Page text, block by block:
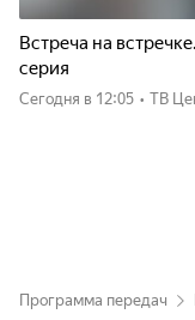
Встреча на
серия
Сегодня в 12:05 • ТВ
Программа передач